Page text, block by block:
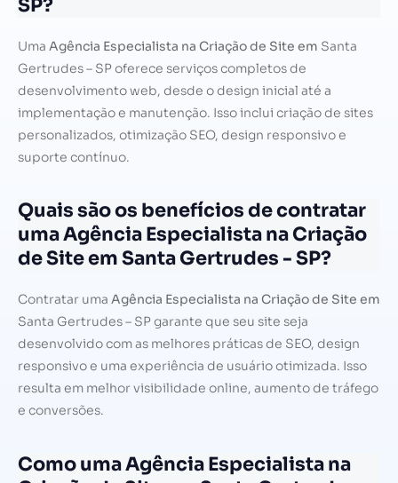
SP?
Uma Agência Especialista na Criação de Site em Santa
Gertrudes – SP oferece serviços completos de
desenvolvimento web, desde o design inicial até a
implementação e manutenção. Isso inclui criação de sites
personalizados, otimização SEO, design responsivo e
suporte contínuo.
Quais são os benefícios de contratar
uma Agência Especialista na Criação
de Site em Santa Gertrudes - SP?
Contratar uma Agência Especialista na Criação de Site em
Santa Gertrudes – SP garante que seu site seja
desenvolvido com as melhores práticas de SEO, design
responsivo e uma experiência de usuário otimizada. Isso
resulta em melhor visibilidade online, aumento de tráfego
e conversões.
Como uma Agência Especialista na